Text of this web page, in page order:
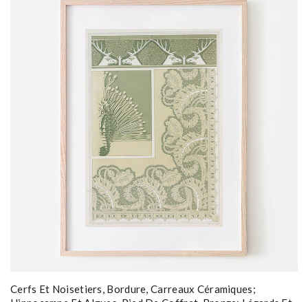
Cerfs Et Noisetiers, Bordure, Carreaux Céramiques;